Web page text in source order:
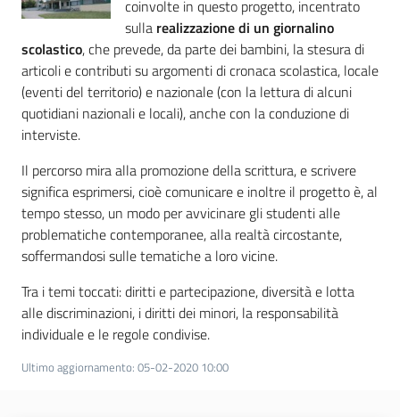
Seguici
su
Assemblea
legislativa
Assemblea
coinvolte in questo progetto, incentrato
sulla realizzazione di un giornalino
scolastico, che prevede, da parte dei bambini, la stesura di
articoli e contributi su argomenti di cronaca scolastica, locale
(eventi del territorio) e nazionale (con la lettura di alcuni
quotidiani nazionali e locali), anche con la conduzione di
interviste.
Il percorso mira alla promozione della scrittura, e scrivere
significa esprimersi, cioè comunicare e inoltre il progetto è, al
tempo stesso, un modo per avvicinare gli studenti alle
problematiche contemporanee, alla realtà circostante,
soffermandosi sulle tematiche a loro vicine.
Tra i temi toccati: diritti e partecipazione, diversità e lotta
alle discriminazioni, i diritti dei minori, la responsabilità
individuale e le regole condivise.
Ultimo aggiornamento: 05-02-2020 10:00